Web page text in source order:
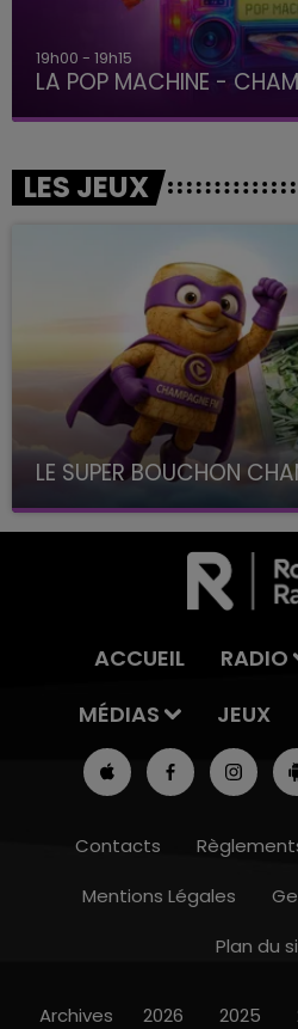
19h00 - 19h15
LA POP MACHINE -
LES JEUX
LE SUPER BOUCHON
avec La Famille
ACCUEIL RADIO
MÉDIAS
JEUX
Contacts
Mentions Légales
Plan du
Archives 2026 2025